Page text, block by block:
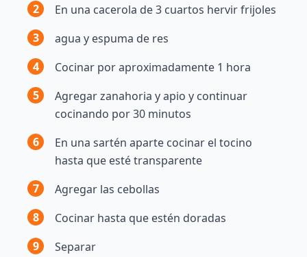
2
En una cacerola de 3 cuartos hervir frijoles
3
agua y espuma de res
4
Cocinar por aproximadamente 1 hora
5
Agregar zanahoria y apio y continuar
cocinando por 30 minutos
6
En una sartén aparte cocinar el tocino
hasta que esté transparente
7
Agregar las cebollas
8
Cocinar hasta que estén doradas
9
Separar